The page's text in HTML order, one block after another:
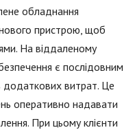
обладнання
пристрою, щоб
На віддаленому
є послідовним
додаткових витрат. Це
оперативно надавати
При цьому клієнти